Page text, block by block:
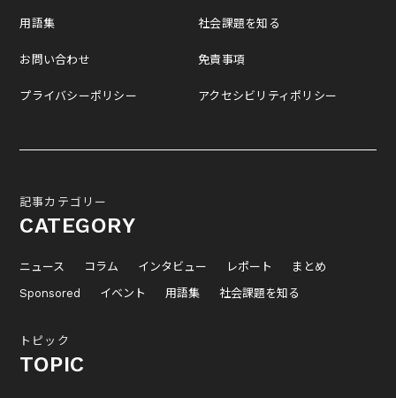
用語集
お問い合わせ
プライバシーポリシー
社会課題を知る
免責事項
アクセシビリティポリシー
記事カテゴリー
CATEGORY
ニュース コラム インタビュー レポート
まとめ
Sponsored
イベント 用語集 社会課題を知る
トピック
TOPIC